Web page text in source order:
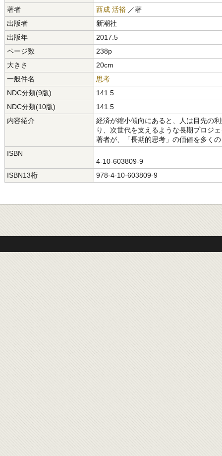
著者
西成 活裕 ／著
出版者
新潮社
出版年
2017.5
ページ数
238p
大きさ
20cm
一般件名
思考
NDC分類(9版)
141.5
NDC分類(10版)
141.5
内容紹介
経済が縮小傾向にあると、人は目先の
り、次世代を支えるような長期プロジ
著者が、「長期的思考」の価値を多く
ISBN
4-10-603809-9
ISBN13桁
978-4-10-603809-9